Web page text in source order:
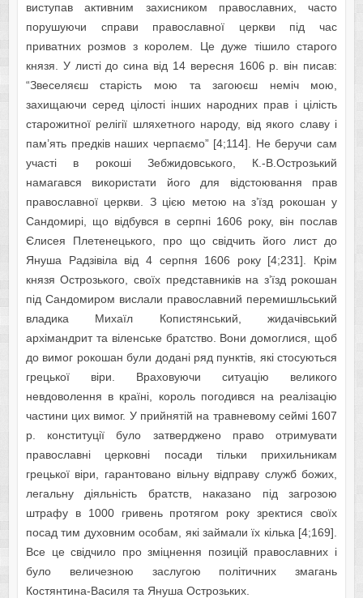
виступав активним захисником православних, часто
порушуючи справи православної церкви під час
приватних розмов з королем. Це дуже тішило старого
князя. У листі до сина від 14 вересня 1606 р. він писав:
“Звеселяєш старість мою та загоюєш неміч мою,
захищаючи серед цілості інших народних прав і цілість
старожитної релігії шляхетного народу, від якого славу і
пам’ять предків наших черпаємо” [4;114]. Не беручи сам
участі в рокоші Зебжидовського, К.-В.Острозький
намагався використати його для відстоювання прав
православної церкви. З цією метою на з’їзд рокошан у
Сандомирі, що відбувся в серпні 1606 року, він послав
Єлисея Плетенецького, про що свідчить його лист до
Януша Радзівіла від 4 серпня 1606 року [4;231]. Крім
князя Острозького, своїх представників на з’їзд рокошан
під Сандомиром вислали православний перемишльський
владика Михаїл Копистянський, жидачівський
архімандрит та віленське братство. Вони домоглися, щоб
до вимог рокошан були додані ряд пунктів, які стосуються
грецької віри. Враховуючи ситуацію великого
невдоволення в країні, король погодився на реалізацію
частини цих вимог. У прийнятій на травневому сеймі 1607
р. конституції було затверджено право отримувати
православні церковні посади тільки прихильникам
грецької віри, гарантовано вільну відправу служб божих,
легальну діяльність братств, наказано під загрозою
штрафу в 1000 гривень протягом року зректися своїх
посад тим духовним особам, які займали їх кілька [4;169].
Все це свідчило про зміцнення позицій православних і
було величезною заслугою політичних змагань
Костянтина-Василя та Януша Острозьких.